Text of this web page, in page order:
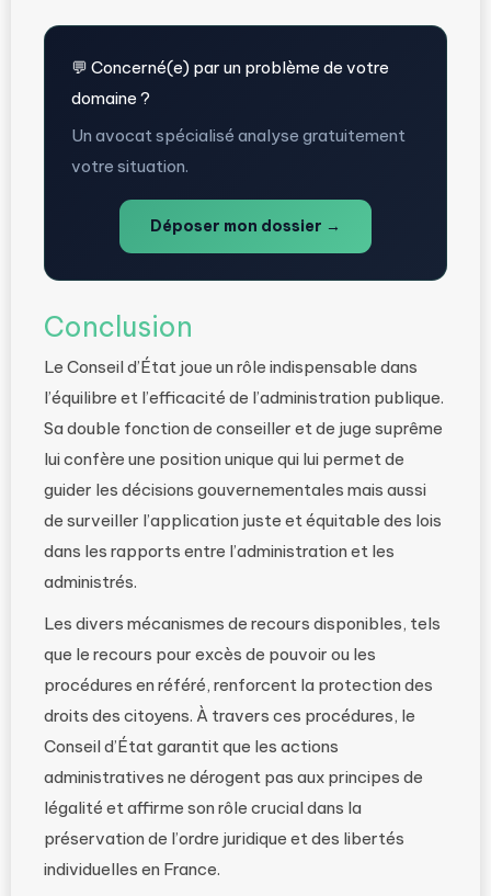
💬 Concerné(e) par un problème de votre
domaine ?
Un avocat spécialisé analyse gratuitement
votre situation.
Déposer mon dossier →
Conclusion
Le Conseil d’État joue un rôle indispensable dans
l’équilibre et l’efficacité de l’administration publique.
Sa double fonction de conseiller et de juge suprême
lui confère une position unique qui lui permet de
guider les décisions gouvernementales mais aussi
de surveiller l’application juste et équitable des lois
dans les rapports entre l’administration et les
administrés.
Les divers mécanismes de recours disponibles, tels
que le recours pour excès de pouvoir ou les
procédures en référé, renforcent la protection des
droits des citoyens. À travers ces procédures, le
Conseil d’État garantit que les actions
administratives ne dérogent pas aux principes de
légalité et affirme son rôle crucial dans la
préservation de l’ordre juridique et des libertés
individuelles en France.